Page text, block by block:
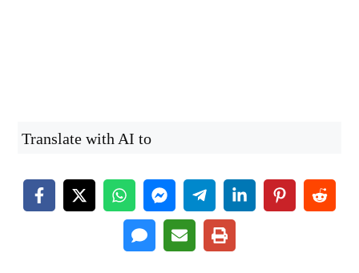
Translate with AI to